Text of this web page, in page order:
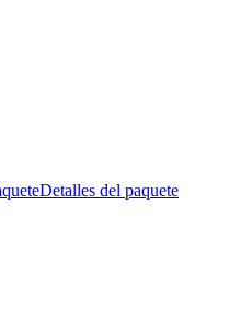
Detalles del paquete